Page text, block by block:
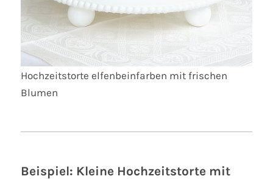
Hochzeitstorte elfenbeinfarben mit frischen
Blumen
Beispiel: Kleine Hochzeitstorte mit